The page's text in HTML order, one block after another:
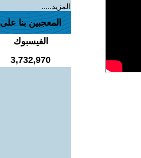
المزيد.....
المعجبين بنا على
الفيسبوك
3,732,970